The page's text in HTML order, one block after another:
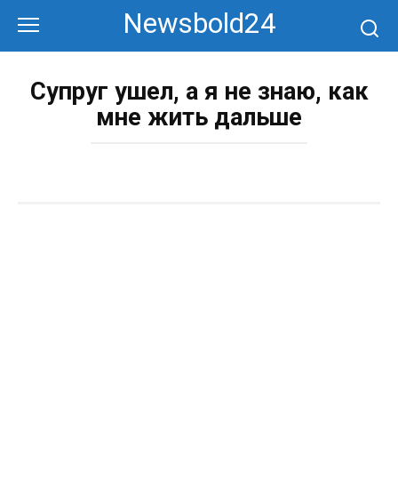
контенту
Newsbold24
Супруг ушел, а я не знаю, как
мне жить дальше